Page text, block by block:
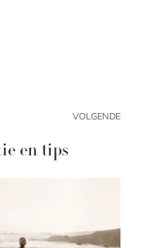
VOLGENDE
en tips